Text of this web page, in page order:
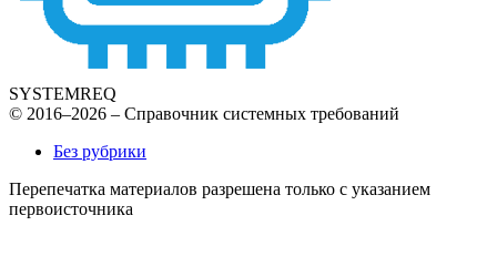
SYSTEMREQ
© 2016–2026 – Справочник системных требований
Без рубрики
Перепечатка материалов разрешена только с указанием
первоисточника